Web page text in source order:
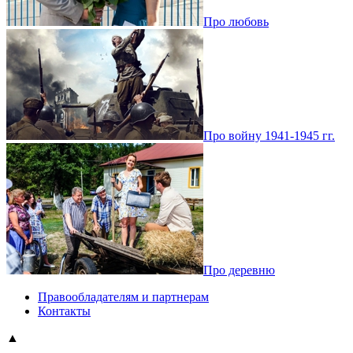
Про любовь
Про войну 1941-1945 гг.
Про деревню
Правообладателям и партнерам
Контакты
▲